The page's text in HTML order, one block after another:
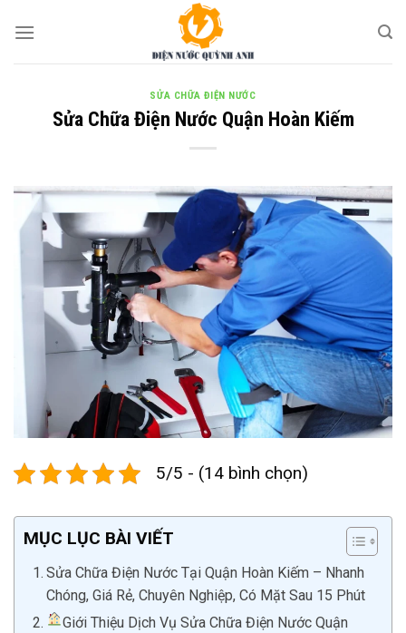
SỬA CHỮA ĐIỆN NƯỚC
Sửa Chữa Điện Nước Quận Hoàn Kiếm
5/5 - (14 bình chọn)
MỤC LỤC BÀI VIẾT
Sửa Chữa Điện Nước Tại Quận Hoàn Kiếm – Nhanh
Chóng, Giá Rẻ, Chuyên Nghiệp, Có Mặt Sau 15 Phút
Giới Thiệu Dịch Vụ Sửa Chữa Điện Nước Quận